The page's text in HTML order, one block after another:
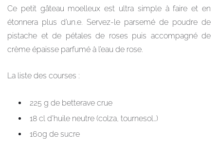
Ce petit gâteau moelleux est ultra simple à faire et en
étonnera plus d’un.e. Servez-le parsemé de poudre de
pistache et de pétales de roses puis accompagné de
crème épaisse parfumé à l’eau de rose.
La liste des courses :
225 g de betterave crue
18 cl d’huile neutre (colza, tournesol…)
160g de sucre